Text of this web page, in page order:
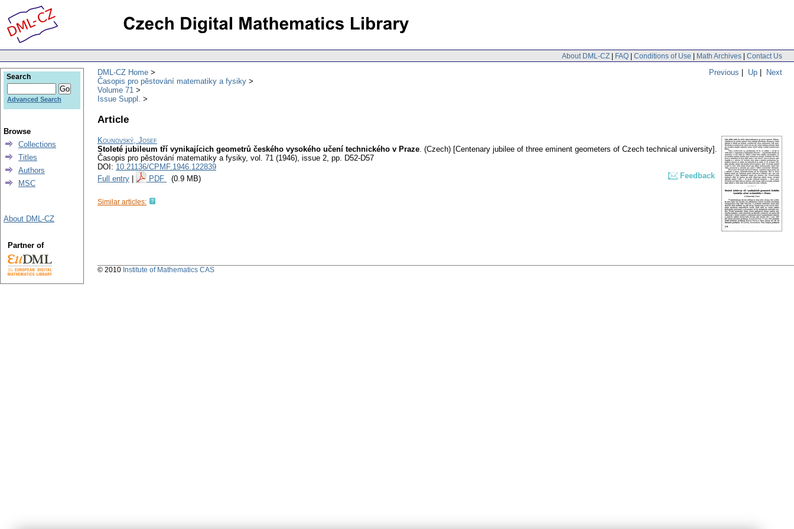
About DML-CZ | FAQ | Conditions of Use | Math Archives | Contact Us
Previous | Up | Next
DML-CZ Home
Časopis pro pěstování matematiky a fysiky
Volume 71
Issue Suppl.
Article
Kounovský, Josef
Stoleté jubileum tří vynikajícich geometrů českého vysokého učení technického v Praze. (Czech) [Centenary jubilee of three eminent geometers of Czech technical university].
Časopis pro pěstování matematiky a fysiky, vol. 71 (1946), issue 2, pp. D52-D57
DOI: 10.21136/CPMF.1946.122839
Full entry
PDF (0.9 MB) Feedback
Similar articles:
Search
Advanced Search
Browse
Collections
Titles
Authors
MSC
About DML-CZ
Partner of
© 2010 Institute of Mathematics CAS